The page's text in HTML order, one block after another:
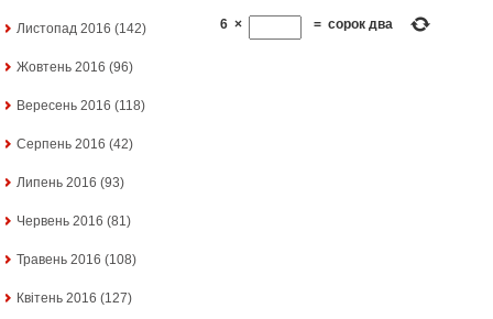
Листопад 2016 (142)
Жовтень 2016 (96)
Вересень 2016 (118)
Серпень 2016 (42)
Липень 2016 (93)
Червень 2016 (81)
Травень 2016 (108)
Квітень 2016 (127)
6 × = сорок два